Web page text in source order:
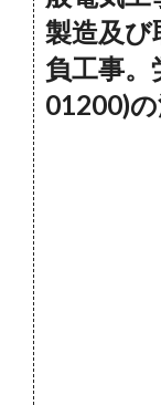
製造及び
負工事。
01200)の